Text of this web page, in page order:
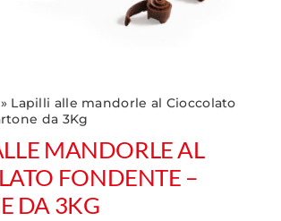
» Lapilli alle mandorle al Cioccolato
da 3Kg
MANDORLE AL
FONDENTE –
DA 3KG